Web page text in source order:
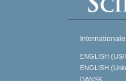
ENGLISH (US/
ENGLISH
DANSK